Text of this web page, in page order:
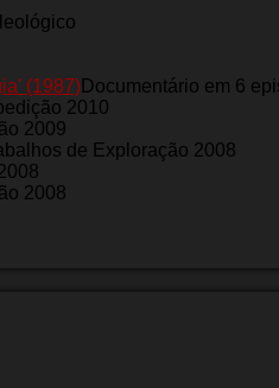
(1987)Documentário em 6
2010
2009
de Exploração 2008
2008